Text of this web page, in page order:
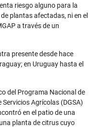
riesgo alguno para la
plantas afectadas, ni en el
a través de un
presente desde hace
en Uruguay hasta el
del Programa Nacional de
Agrícolas (DGSA)
en el patio de una
planta de citrus cuyo